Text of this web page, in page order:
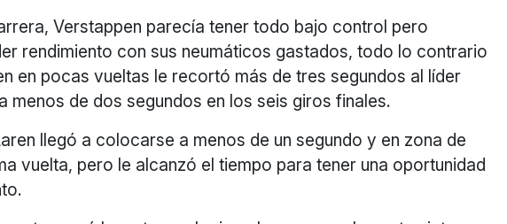
Verstappen parecía tener todo bajo control pero
rendimiento con sus neumáticos gastados, todo lo contrario
en pocas vueltas le recortó más de tres segundos al líder
menos de dos segundos en los seis giros finales.
llegó a colocarse a menos de un segundo y en zona de
vuelta, pero le alcanzó el tiempo para tener una oportunidad